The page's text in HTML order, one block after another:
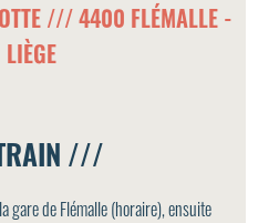
/// 4400 FLÉMALLE -
LIÈGE
///
gare de Flémalle (horaire), ensuite